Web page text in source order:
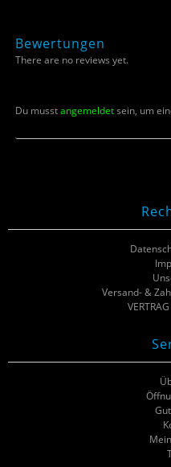
Bewertungen
There are no reviews yet.
Du musstangemeldetsein, um
Versand- &